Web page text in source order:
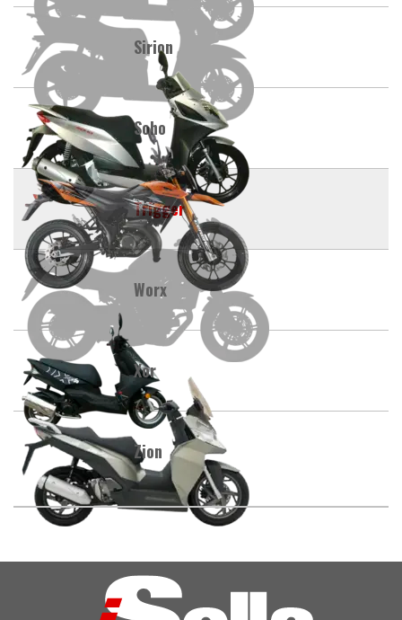
Sirion
Soho
Trigger
Worx
Xor
Zion